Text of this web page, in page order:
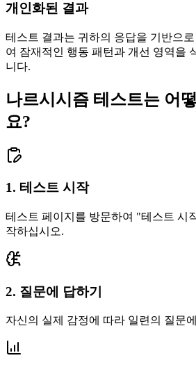
개인화된 결과
테스트 결과는 귀하의 응답을 기반으
여 잠재적인 행동 패턴과 개선 영역을
니다.
나르시시즘 테스트는 어
요?
1. 테스트 시작
테스트 페이지를 방문하여 "테스트 시
작하십시오.
2. 질문에 답하기
자신의 실제 감정에 따라 일련의 질문